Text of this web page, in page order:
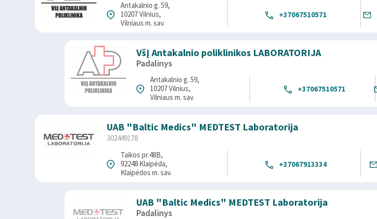
Antakalnio g. 59,
10207 Vilnius,
Vilniaus m. sav.
+37067510571
VšĮ Antakalnio poliklinikos LABORATORIJA
Padalinys
Antakalnio g. 59,
10207 Vilnius,
Vilniaus m. sav.
+37067510571
UAB "Baltic Medics" MEDTEST Laboratorija
302449178
Taikos pr.48B,
92248 Klaipėda,
Klaipėdos m. sav.
+37067913334
UAB "Baltic Medics" MEDTEST Laboratorija
Padalinys